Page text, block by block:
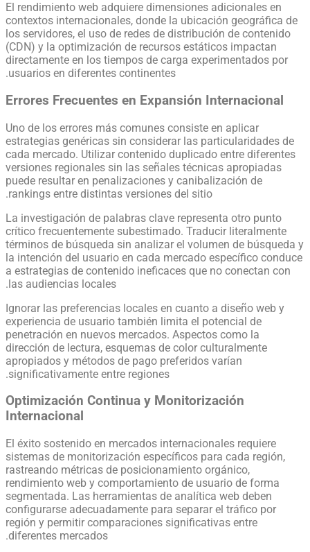
El rendimiento web adquiere dimensiones adicionales en
contextos internacionales, donde la ubicación geográfica de
los servidores, el uso de redes de distribución de contenido
(CDN) y la optimización de recursos estáticos impactan
directamente en los tiempos de carga experimentados por
usuarios en diferentes continentes.
Errores Frecuentes en Expansión Internacional
Uno de los errores más comunes consiste en aplicar
estrategias genéricas sin considerar las particularidades de
cada mercado. Utilizar contenido duplicado entre diferentes
versiones regionales sin las señales técnicas apropiadas
puede resultar en penalizaciones y canibalización de
rankings entre distintas versiones del sitio.
La investigación de palabras clave representa otro punto
crítico frecuentemente subestimado. Traducir literalmente
términos de búsqueda sin analizar el volumen de búsqueda y
la intención del usuario en cada mercado específico conduce
a estrategias de contenido ineficaces que no conectan con
las audiencias locales.
Ignorar las preferencias locales en cuanto a diseño web y
experiencia de usuario también limita el potencial de
penetración en nuevos mercados. Aspectos como la
dirección de lectura, esquemas de color culturalmente
apropiados y métodos de pago preferidos varían
significativamente entre regiones.
Optimización Continua y Monitorización
Internacional
El éxito sostenido en mercados internacionales requiere
sistemas de monitorización específicos para cada región,
rastreando métricas de posicionamiento orgánico,
rendimiento web y comportamiento de usuario de forma
segmentada. Las herramientas de analítica web deben
configurarse adecuadamente para separar el tráfico por
región y permitir comparaciones significativas entre
diferentes mercados.